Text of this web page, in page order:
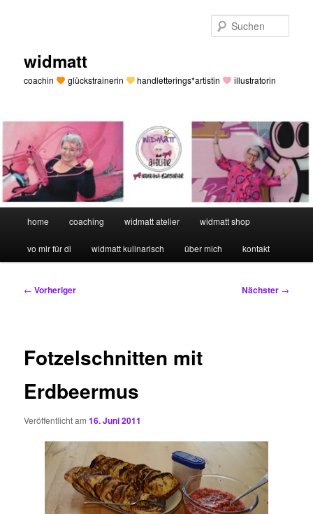
widmatt
coachin glückstrainerin handletterings*artistin illustratorin
home coaching widmatt atelier widmatt shop
vo mir für di widmatt kulinarisch über mich kontakt
Beitragsnavigation
← Vorheriger Nächster →
Fotzelschnitten mit
Erdbeermus
Veröffentlicht am16. Juni 2011